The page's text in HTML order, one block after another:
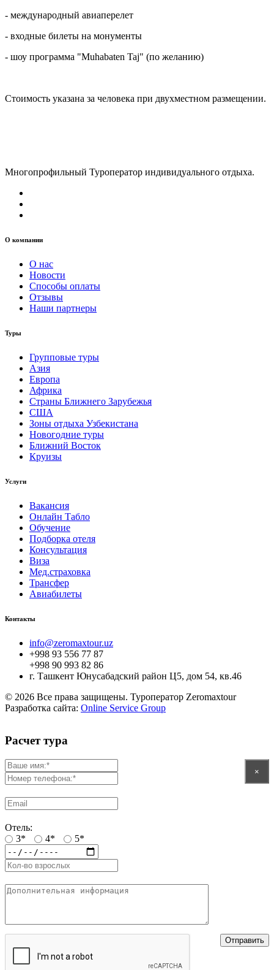
- международный авиаперелет
- входные билеты на монументы
- шоу программа "Muhabaten Taj" (по желанию)
Стоимость указана за человека при двухместном размещении.
Многопрофильный Туроператор индивидуального отдыха.
О компании
О нас
Новости
Способы оплаты
Отзывы
Наши партнеры
Туры
Групповые туры
Азия
Европа
Африка
Страны Ближнего Зарубежья
США
Зоны отдыха Узбекистана
Новогодние туры
Ближний Восток
Круизы
Услуги
Вакансия
Онлайн Табло
Обучение
Подборка отеля
Консультация
Виза
Мед.страховка
Трансфер
Авиабилеты
Контакты
info@zeromaxtour.uz
+998 93 556 77 87
+998 90 993 82 86
г. Ташкент Юнусабадский район Ц5, дом 54, кв.46
© 2026 Все права защищены. Туроператор Zeromaxtour
Разработка сайта: Online Service Group
Расчет тура
×
Отель:
3*
4* 5*